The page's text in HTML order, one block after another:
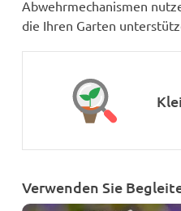
Abwehrmechanismen
die Ihren Garten
Verwenden Sie